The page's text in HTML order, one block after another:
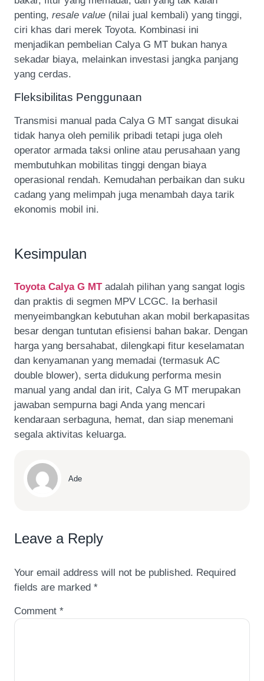
penting, resale value (nilai jual kembali) yang tinggi,
ciri khas dari merek Toyota. Kombinasi ini
menjadikan pembelian Calya G MT bukan hanya
sekadar biaya, melainkan investasi jangka panjang
yang cerdas.
Fleksibilitas Penggunaan
Transmisi manual pada Calya G MT sangat disukai
tidak hanya oleh pemilik pribadi tetapi juga oleh
operator armada taksi online atau perusahaan yang
membutuhkan mobilitas tinggi dengan biaya
operasional rendah. Kemudahan perbaikan dan suku
cadang yang melimpah juga menambah daya tarik
ekonomis mobil ini.
Kesimpulan
Toyota Calya G MTadalah pilihan yang sangat logis
dan praktis di segmen MPV LCGC. Ia berhasil
menyeimbangkan kebutuhan akan mobil berkapasitas
besar dengan tuntutan efisiensi bahan bakar. Dengan
harga yang bersahabat, dilengkapi fitur keselamatan
dan kenyamanan yang memadai (termasuk AC
double blower), serta didukung performa mesin
manual yang andal dan irit, Calya G MT merupakan
jawaban sempurna bagi Anda yang mencari
kendaraan serbaguna, hemat, dan siap menemani
segala aktivitas keluarga.
Ade
Leave a Reply
Your email address will not be published. Required
fields are marked *
Comment *